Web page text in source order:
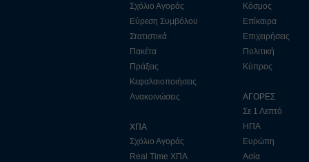
Σχόλιο Αγοράς
Εύρεση Συμβόλου
Στατιστικά
Πακέτα
Πράξεις
Κεφαλαιοποιήσεις
Ανακοινώσεις
ΧΠΑ
Σχόλιο Αγοράς
Real Time ΧΠΑ
Κόσμος
Επίκαιρα
Επιχειρήσεις
Πολιτική
Κύπρος
ΑΓΟΡΕΣ
Σε 1 Λεπτό
ΗΠΑ
Ευρώπη
Ασία